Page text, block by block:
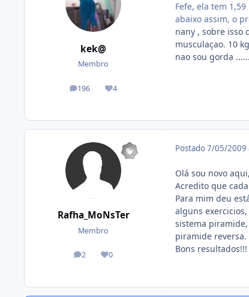
kek@
Membro
196
posts 4
Reputação
Fefe, ela tem
abaixo assim, o
nany , sobre isso
musculaçao. 10
nao sou gorda ......
Rafha_MoNsTer
Membro
2
posts 0
Reputação
Postado7/05/2009
Olá sou novo
Acredito que
Para mim deu
alguns
sistema
piramide
Bons resultados!!!